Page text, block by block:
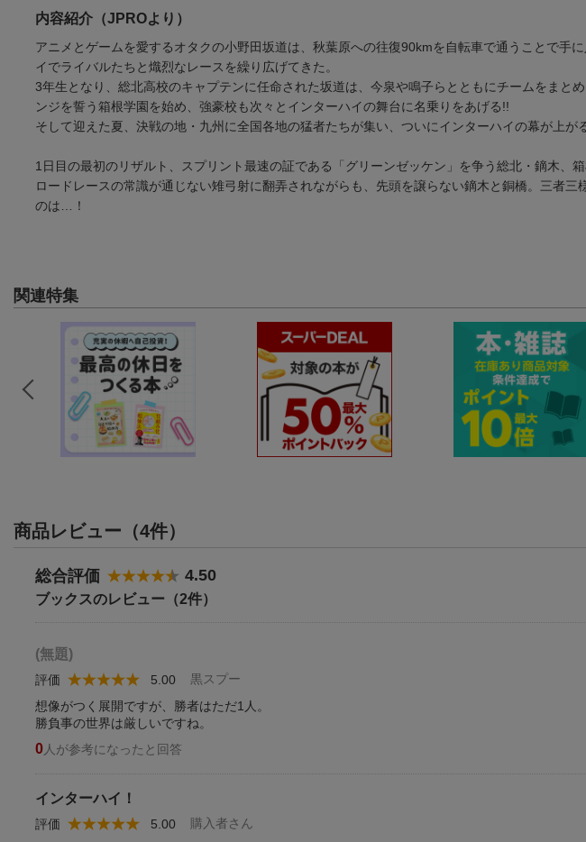
内容紹介（JPROより）
アニメとゲームを愛するオタクの小野田坂道は、秋葉原への往復90kmを自転車で通うことで手
イでライバルたちと熾烈なレースを繰り広げてきた。
3年生となり、総北高校のキャプテンに任命された坂道は、今泉や鳴子らとともにチームをまと
ンジを誓う箱根学園を始め、強豪校も次々とインターハイの舞台に名乗りをあげる!!
そして迎えた夏、決戦の地・九州に全国各地の猛者たちが集い、ついにインターハイの幕が上が
1日目の最初のリザルト、スプリント最速の証である「グリーンゼッケン」を争う総北・鏑木、
ロードレースの常識が通じない雉弓射に翻弄されながらも、先頭を譲らない鏑木と銅橋。三者
のは…！
関連特集
商品レビュー（4件）
総合評価 4.50
ブックスのレビュー（2件）
(無題)
黒スプー
評価 5.00
想像がつく展開ですが、勝者はただ1人。
勝負事の世界は厳しいですね。
0 人が参考になったと回答
インターハイ！
購入者さん
評価 5.00